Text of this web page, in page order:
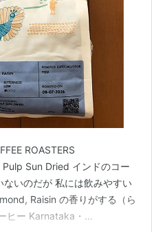
ROASTERS
Sun Dried インドのコー
ないのだが 私には飲みやすい
Raisin の香りがする（ら
ヒー Karnataka・